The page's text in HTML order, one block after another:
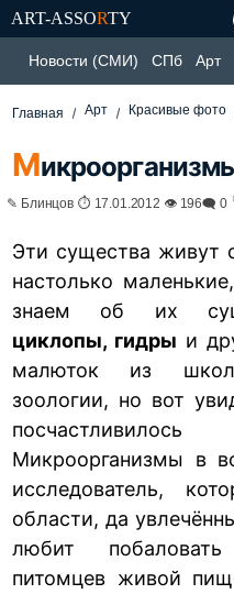
ART-ASSORTY
Новости (СМИ) СПб Арт
Главная Арт Красивые фото
М
✎ Блинцов ⏱ 17.01.2012 👁 196🗨 0
Эти существа живут
настолько
знаем об их
циклопы, гидры и
малюток из
зоологии, но вот
Микроорганизмы в
исследователь,
области, да
любит
питомцев живой